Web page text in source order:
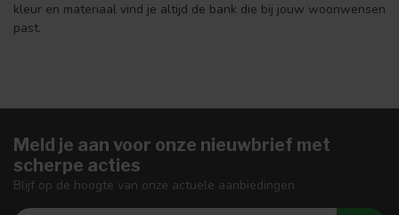
kleur en materiaal vind je altijd de bank die bij jouw woonwensen
past.
Meld je aan voor onze nieuwbrief met
scherpe acties
Blijf op de hoogte van onze actuele aanbiedingen